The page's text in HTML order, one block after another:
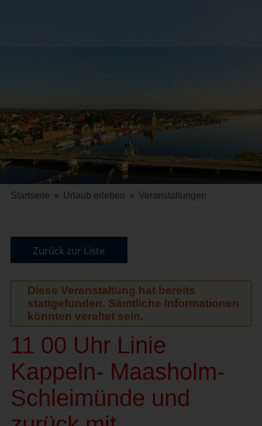
Startseite » Urlaub erleben » Veranstaltungen
Zurück zur Liste
Diese Veranstaltung hat bereits
stattgefunden. Sämtliche Informationen
könnten veraltet sein.
11 00 Uhr Linie
Kappeln- Maasholm-
Schleimünde und